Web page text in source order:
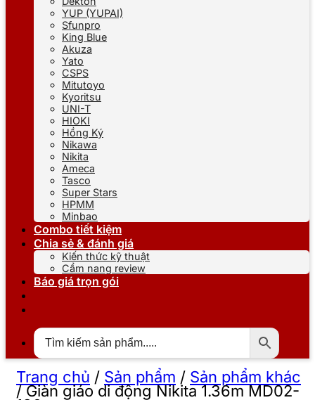
YUP (YUPAI)
Sfunpro
King Blue
Akuza
Yato
CSPS
Mitutoyo
Kyoritsu
UNI-T
HIOKI
Hồng Ký
Nikawa
Nikita
Ameca
Tasco
Super Stars
HPMM
Minbao
Combo tiết kiệm
Chia sẻ & đánh giá
Kiến thức kỹ thuật
Cẩm nang review
Báo giá trọn gói
Trang chủ / Sản phẩm / Sản phẩm khác
/Giàn giáo di động Nikita 1.36m MD02-